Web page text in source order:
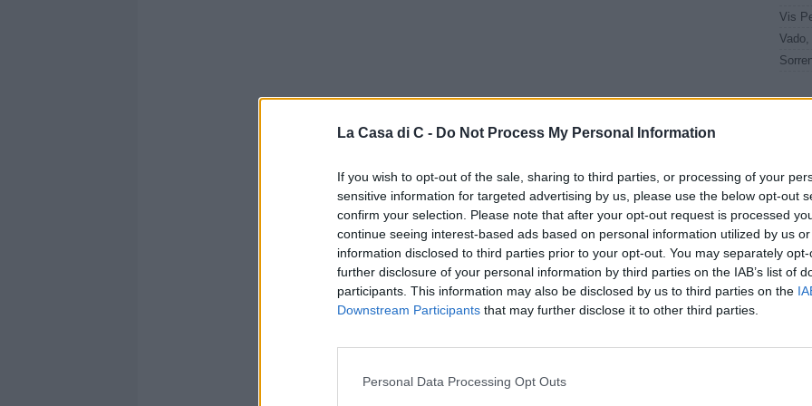
La Casa di C - Do Not Process My Personal Information
If you wish to opt-out of the sale, sharing to third parties, or processing of your
sensitive information for targeted advertising by us, please use the below opt-out
confirm your selection. Please note that after your opt-out request is processed
continue seeing interest-based ads based on personal information utilized by us
information disclosed to third parties prior to your opt-out. You may separately
further disclosure of your personal information by third parties on the IAB’s list of
participants. This information may also be disclosed by us to third parties on the
Downstream Participants that may further disclose it to other third parties.
Personal Data Processing Opt Outs
Altre notizie - Calciomercato
rinnovo di Theophilus
Awua: firma fino al 2028
corso per Cisco
dell'Union Brescia: sul
giocatore forte interesse anche
della Pro Vercelli
UFFICIALE
Catania, ora è
anche ufficiale: Marco
Perrotta è un nuovo
Perugia, si riparte da
Diana: l'allenatore delle
prime volte
Giacomo Parigi del